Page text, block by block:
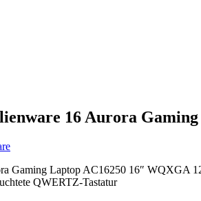
16 Aurora
Gaming Laptop AC16250 16″
QWERTZ-Tastatur